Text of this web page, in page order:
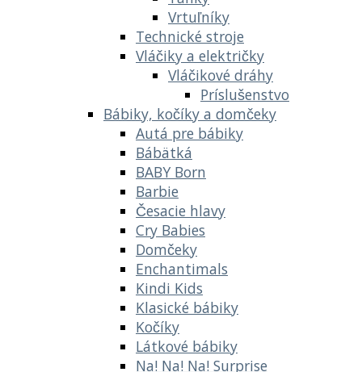
Vrtuľníky
Technické stroje
Vláčiky a električky
Vláčikové dráhy
Príslušenstvo
Bábiky, kočíky a domčeky
Autá pre bábiky
Bábätká
BABY Born
Barbie
Česacie hlavy
Cry Babies
Domčeky
Enchantimals
Kindi Kids
Klasické bábiky
Kočíky
Látkové bábiky
Na! Na! Na! Surprise